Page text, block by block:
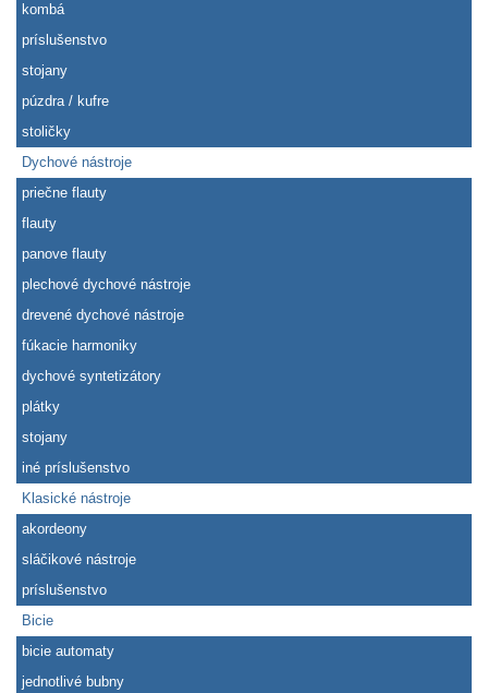
kombá
príslušenstvo
stojany
púzdra / kufre
stoličky
Dychové nástroje
priečne flauty
flauty
panove flauty
plechové dychové nástroje
drevené dychové nástroje
fúkacie harmoniky
dychové syntetizátory
plátky
stojany
iné príslušenstvo
Klasické nástroje
akordeony
sláčikové nástroje
príslušenstvo
Bicie
bicie automaty
jednotlivé bubny